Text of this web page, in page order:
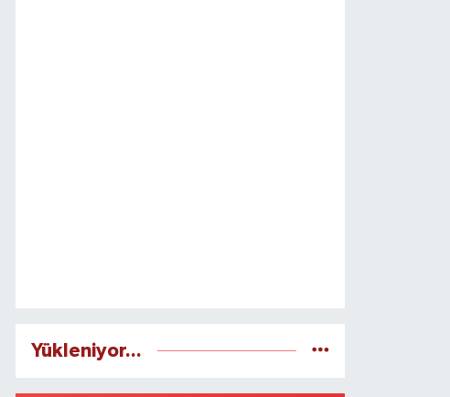
Yükleniyor...